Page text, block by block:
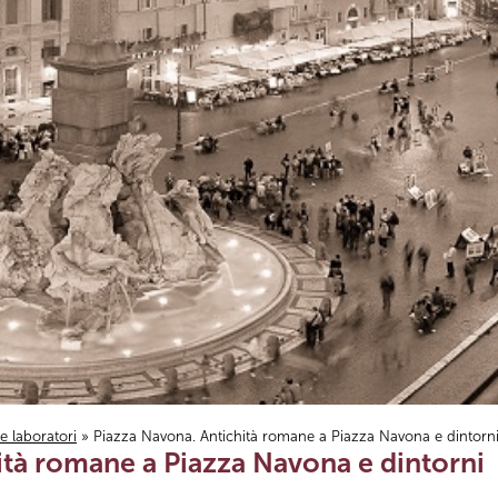
laboratori » Piazza Navona. Antichità romane a Piazza Navona e dintorni
romane a Piazza Navona e dintorni